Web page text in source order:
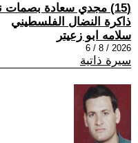
(15) مجدي سعادة بصمات
ذاكرة النضال الفلسطيني
سلامه ابو زعيتر
2026 / 8 / 6
سيرة ذاتية